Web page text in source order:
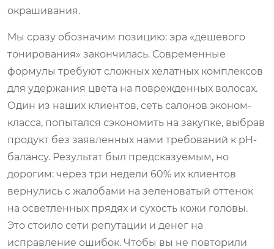
окрашивания.
Мы сразу обозначим позицию: эра «дешевого
тонирования» закончилась. Современные
формулы требуют сложных хелатных комплексов
для удержания цвета на поврежденных волосах.
Один из наших клиентов, сеть салонов эконом-
класса, попытался сэкономить на закупке, выбрав
продукт без заявленных нами требований к pH-
балансу. Результат был предсказуемым, но
дорогим: через три недели 60% их клиентов
вернулись с жалобами на зеленоватый оттенок
на осветленных прядях и сухость кожи головы.
Это стоило сети репутации и денег на
исправление ошибок. Чтобы вы не повторили